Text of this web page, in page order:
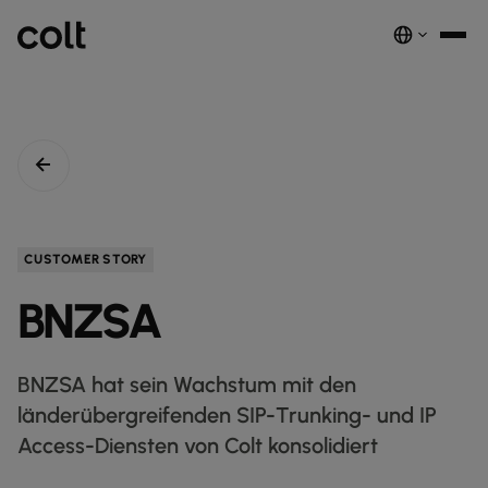
Wir treiben die KI‑Ökonomie voran. Wir liefern intelligente und
EMPFOHLENE PRODUKTE
DUNKLE GLASFASER
nest_true_radiant SPEKTRUM
WELLENLÄNGEN-SERVICES
CUSTOMER STORY
BNZSA
BNZSA hat sein Wachstum mit den
länderübergreifenden SIP-Trunking- und IP
Access-Diensten von Colt konsolidiert